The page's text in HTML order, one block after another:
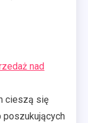
nad
cieszą się
poszukujących